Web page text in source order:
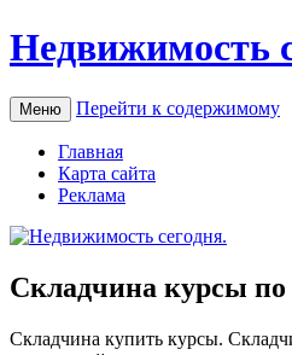
Недвижимость
Меню Перейти к содержимому
Главная
Карта сайта
Реклама
Складчина курсы по
Склaдчинa купить курсы.